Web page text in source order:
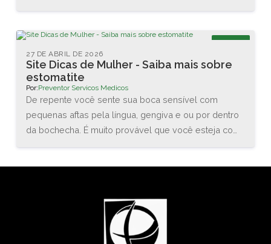
mínimo do Fator de Proteção Solar (FPS), que vai
aumentar de 2 para 6, e na proteção contra os raios
UVA, que agora terá que ser de no mínimo 1/3 do
valor do FPS declarado.
Site Dicas de Mulher - Saiba mais sobre
estomatite
27 DE ABRIL DE 2026
Por:Preventor Servicos Medicos
De repente você sente sua boca sensível com
pequenas aftas pela língua, gengiva e ou por dentro
da bochecha. É muito provável que você esteja com
estruturas da cavidade oral (boca) e orofaringe, que
pode envolver a região das bochechas, gengivas,
língua, lábios, garganta, ou assoalho da boca.”